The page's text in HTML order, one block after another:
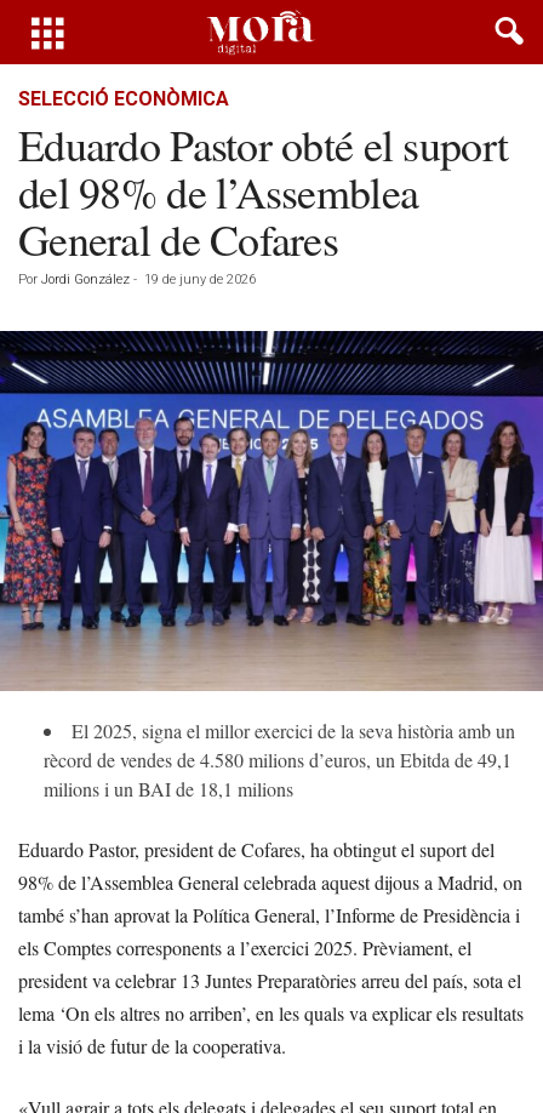
SELECCIÓ ECONÒMICA
Eduardo Pastor obté el suport
del 98% de l’Assemblea
General de Cofares
Por Jordi González - 19 de juny de 2026
El 2025, signa el millor exercici de la seva història amb un
rècord de vendes de 4.580 milions d’euros, un Ebitda de 49,1
milions i un BAI de 18,1 milions
Eduardo Pastor, president de Cofares, ha obtingut el suport del
98% de l’Assemblea General celebrada aquest dijous a Madrid, on
també s’han aprovat la Política General, l’Informe de Presidència i
els Comptes corresponents a l’exercici 2025. Prèviament, el
president va celebrar 13 Juntes Preparatòries arreu del país, sota el
lema ‘On els altres no arriben’, en les quals va explicar els resultats
i la visió de futur de la cooperativa.
«Vull agrair a tots els delegats i delegades el seu suport total en